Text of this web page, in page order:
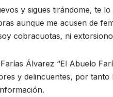
y sigues tirándome, te
aunque me acusen de
cobracuotas, ni
Álvarez “El Abuelo
y delincuentes, por